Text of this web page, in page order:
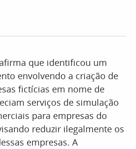
que identificou um
envolvendo a criação de
fictícias em nome de
serviços de simulação
para empresas do
reduzir ilegalmente os
empresas. A